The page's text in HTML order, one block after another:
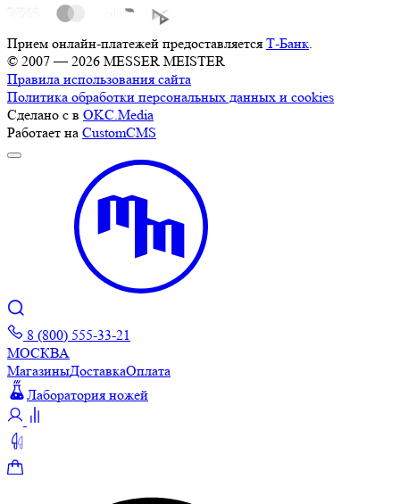
Прием онлайн-платежей предоставляется Т-Банк
© 2007 — 2026 MESSER MEISTER
Правила использования сайта
Политика обработки персональных данных и cookies
Сделано с в OKC.Media
Работает на CustomCMS
8 (800) 555-33-21
МОСКВА
МагазиныДоставкаОплата
Лаборатория ножей